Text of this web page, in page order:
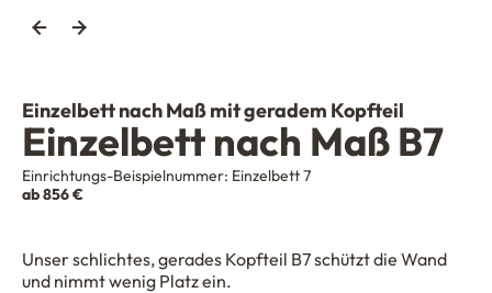
Einzelbett nach Maß mit geradem Kopfteil
Einzelbett nach Maß B7
Einrichtungs-Beispielnummer: Einzelbett 7
ab 856 €
Unser schlichtes, gerades Kopfteil B7 schützt die Wand
und nimmt wenig Platz ein.